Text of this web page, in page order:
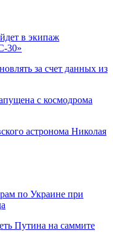
в экипаж
30»
за счет данных из
с космодрома
астронома Николая
по Украине при
Путина на саммите